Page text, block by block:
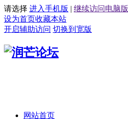
请选择 进入手机版 | 继续访问电脑版
设为首页收藏本站
开启辅助访问 切换到宽版
网站首页